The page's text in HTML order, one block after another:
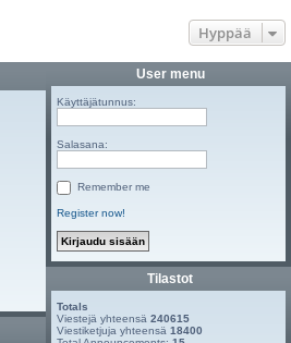
Hyppää
User menu
Käyttäjätunnus:
Salasana:
Remember me
Register now!
Tilastot
Totals
Viestejä yhteensä240615
Viestiketjuja yhteensä18400